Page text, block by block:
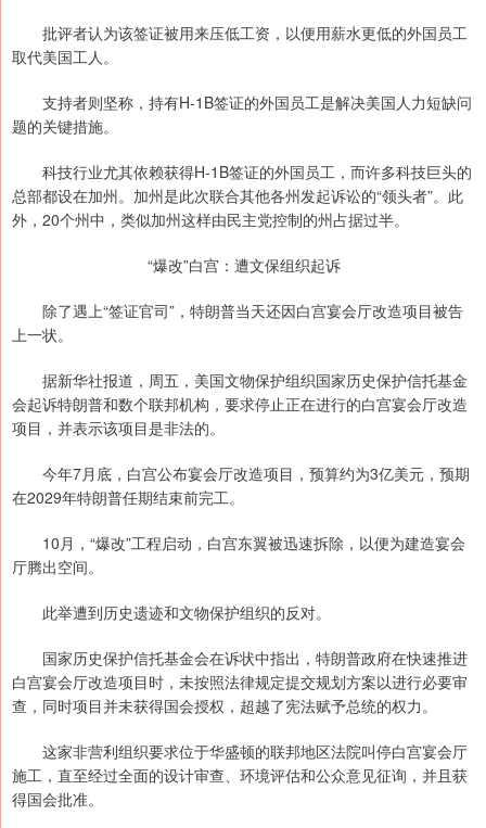
批评者认为该签证被用来压低工资，以便用薪水更低的外国员工
取代美国工人。
支持者则坚称，持有H-1B签证的外国员工是解决美国人力短缺问
题的关键措施。
科技行业尤其依赖获得H-1B签证的外国员工，而许多科技巨头的
总部都设在加州。加州是此次联合其他各州发起诉讼的“领头者”。此
外，20个州中，类似加州这样由民主党控制的州占据过半。
“爆改”白宫：遭文保组织起诉
除了遇上“签证官司”，特朗普当天还因白宫宴会厅改造项目被告
上一状。
据新华社报道，周五，美国文物保护组织国家历史保护信托基金
会起诉特朗普和数个联邦机构，要求停止正在进行的白宫宴会厅改造
项目，并表示该项目是非法的。
今年7月底，白宫公布宴会厅改造项目，预算约为3亿美元，预期
在2029年特朗普任期结束前完工。
10月，“爆改”工程启动，白宫东翼被迅速拆除，以便为建造宴会
厅腾出空间。
此举遭到历史遗迹和文物保护组织的反对。
国家历史保护信托基金会在诉状中指出，特朗普政府在快速推进
白宫宴会厅改造项目时，未按照法律规定提交规划方案以进行必要审
查，同时项目并未获得国会授权，超越了宪法赋予总统的权力。
这家非营利组织要求位于华盛顿的联邦地区法院叫停白宫宴会厅
施工，直至经过全面的设计审查、环境评估和公众意见征询，并且获
得国会批准。